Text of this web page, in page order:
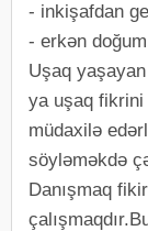
- inkişafdan
- erkən
Uşaq
ya uşaq
müdaxilə
söyləməkdə
Danışmaq